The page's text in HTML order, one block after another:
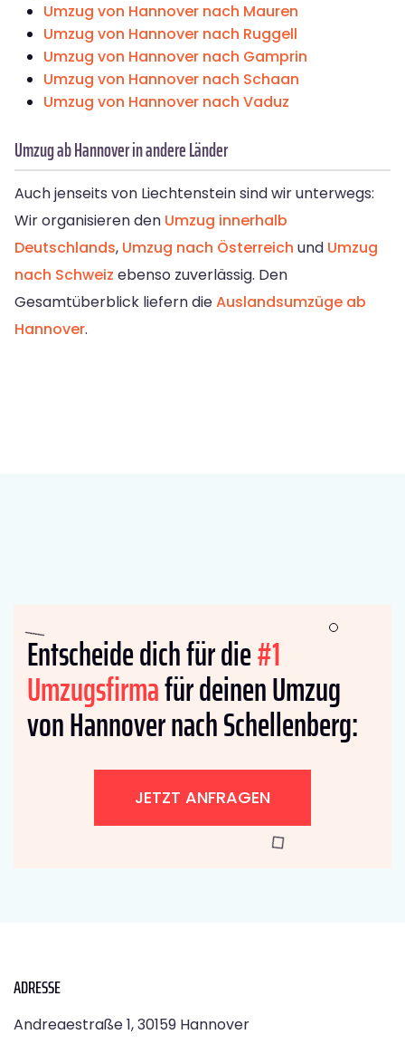
Umzug von Hannover nach Mauren
Umzug von Hannover nach Ruggell
Umzug von Hannover nach Gamprin
Umzug von Hannover nach Schaan
Umzug von Hannover nach Vaduz
Umzug ab Hannover in andere Länder
Auch jenseits von Liechtenstein sind wir unterwegs:
Wir organisieren den Umzug innerhalb
Deutschlands, Umzug nach Österreich und Umzug
nach Schweiz ebenso zuverlässig. Den
Gesamtüberblick liefern dieAuslandsumzüge ab
Hannover.
Entscheide dich für die#1
Umzugsfirmafür deinen Umzug
von Hannover nach Schellenberg:
JETZT ANFRAGEN
ADRESSE
Andreaestraße 1, 30159 Hannover